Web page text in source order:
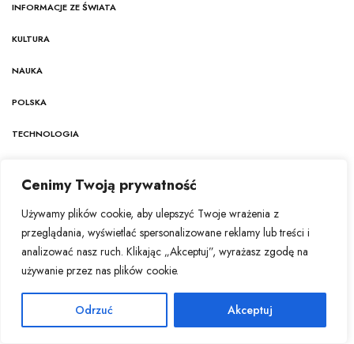
Cenimy Twoją prywatność
Używamy plików cookie, aby ulepszyć Twoje wrażenia z
przeglądania, wyświetlać spersonalizowane reklamy lub treści i
analizować nasz ruch. Klikając „Akceptuj”, wyrażasz zgodę na
używanie przez nas plików cookie.
Odrzuć Akceptuj
INFORMACJE ZE ŚWIATA
KULTURA
NAUKA
POLSKA
TECHNOLOGIA
Stawiamy na rzetelność, obiektywizm i niezależność
dziennikarską. Nasz zespół redakcyjny nieustannie śledzi
najnowsze trendy w dziennikarstwie ekonomicznym, aby
dostarczać treści najwyższej jakości, odpowiadające na
potrzeby współczesnego czytelnika.